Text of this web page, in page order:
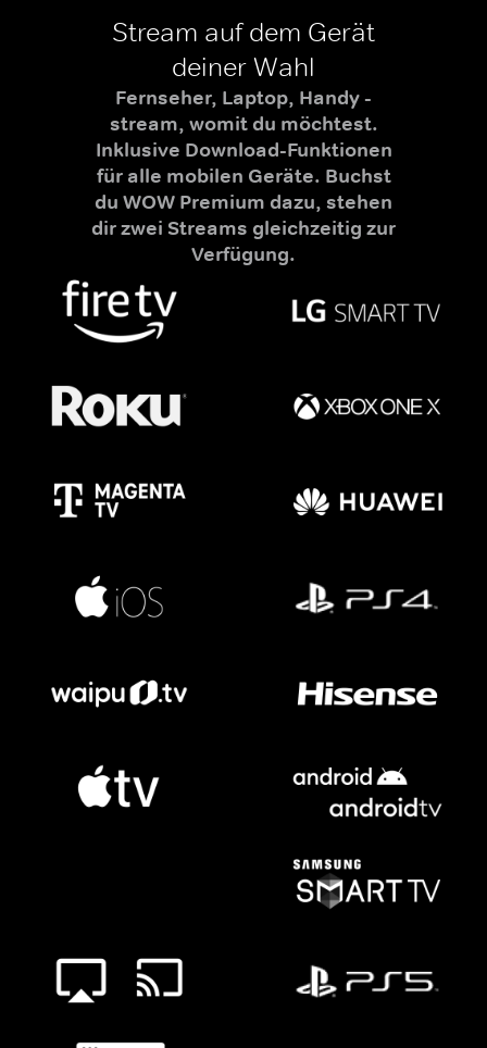
Stream auf dem Gerät
deiner Wahl
Fernseher, Laptop, Handy -
stream, womit du möchtest.
Inklusive Download-Funktionen
für alle mobilen Geräte. Buchst
du WOW Premium dazu, stehen
dir zwei Streams gleichzeitig zur
Verfügung.